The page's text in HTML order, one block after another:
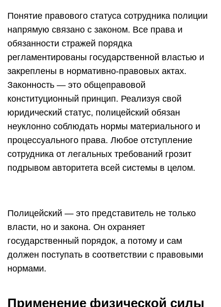
Понятие правового статуса сотрудника полиции
напрямую связано с законом. Все права и
обязанности стражей порядка
регламентированы государственной властью и
закреплены в нормативно-правовых актах.
Законность — это общеправовой
конституционный принцип. Реализуя свой
юридический статус, полицейский обязан
неуклонно соблюдать нормы материального и
процессуального права. Любое отступление
сотрудника от легальных требований грозит
подрывом авторитета всей системы в целом.
Полицейский — это представитель не только
власти, но и закона. Он охраняет
государственный порядок, а потому и сам
должен поступать в соответствии с правовыми
нормами.
Применение физической силы